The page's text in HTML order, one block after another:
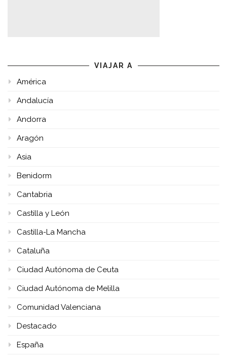
VIAJAR A
América
Andalucía
Andorra
Aragón
Asia
Benidorm
Cantabria
Castilla y León
Castilla-La Mancha
Cataluña
Ciudad Autónoma de Ceuta
Ciudad Autónoma de Melilla
Comunidad Valenciana
Destacado
España